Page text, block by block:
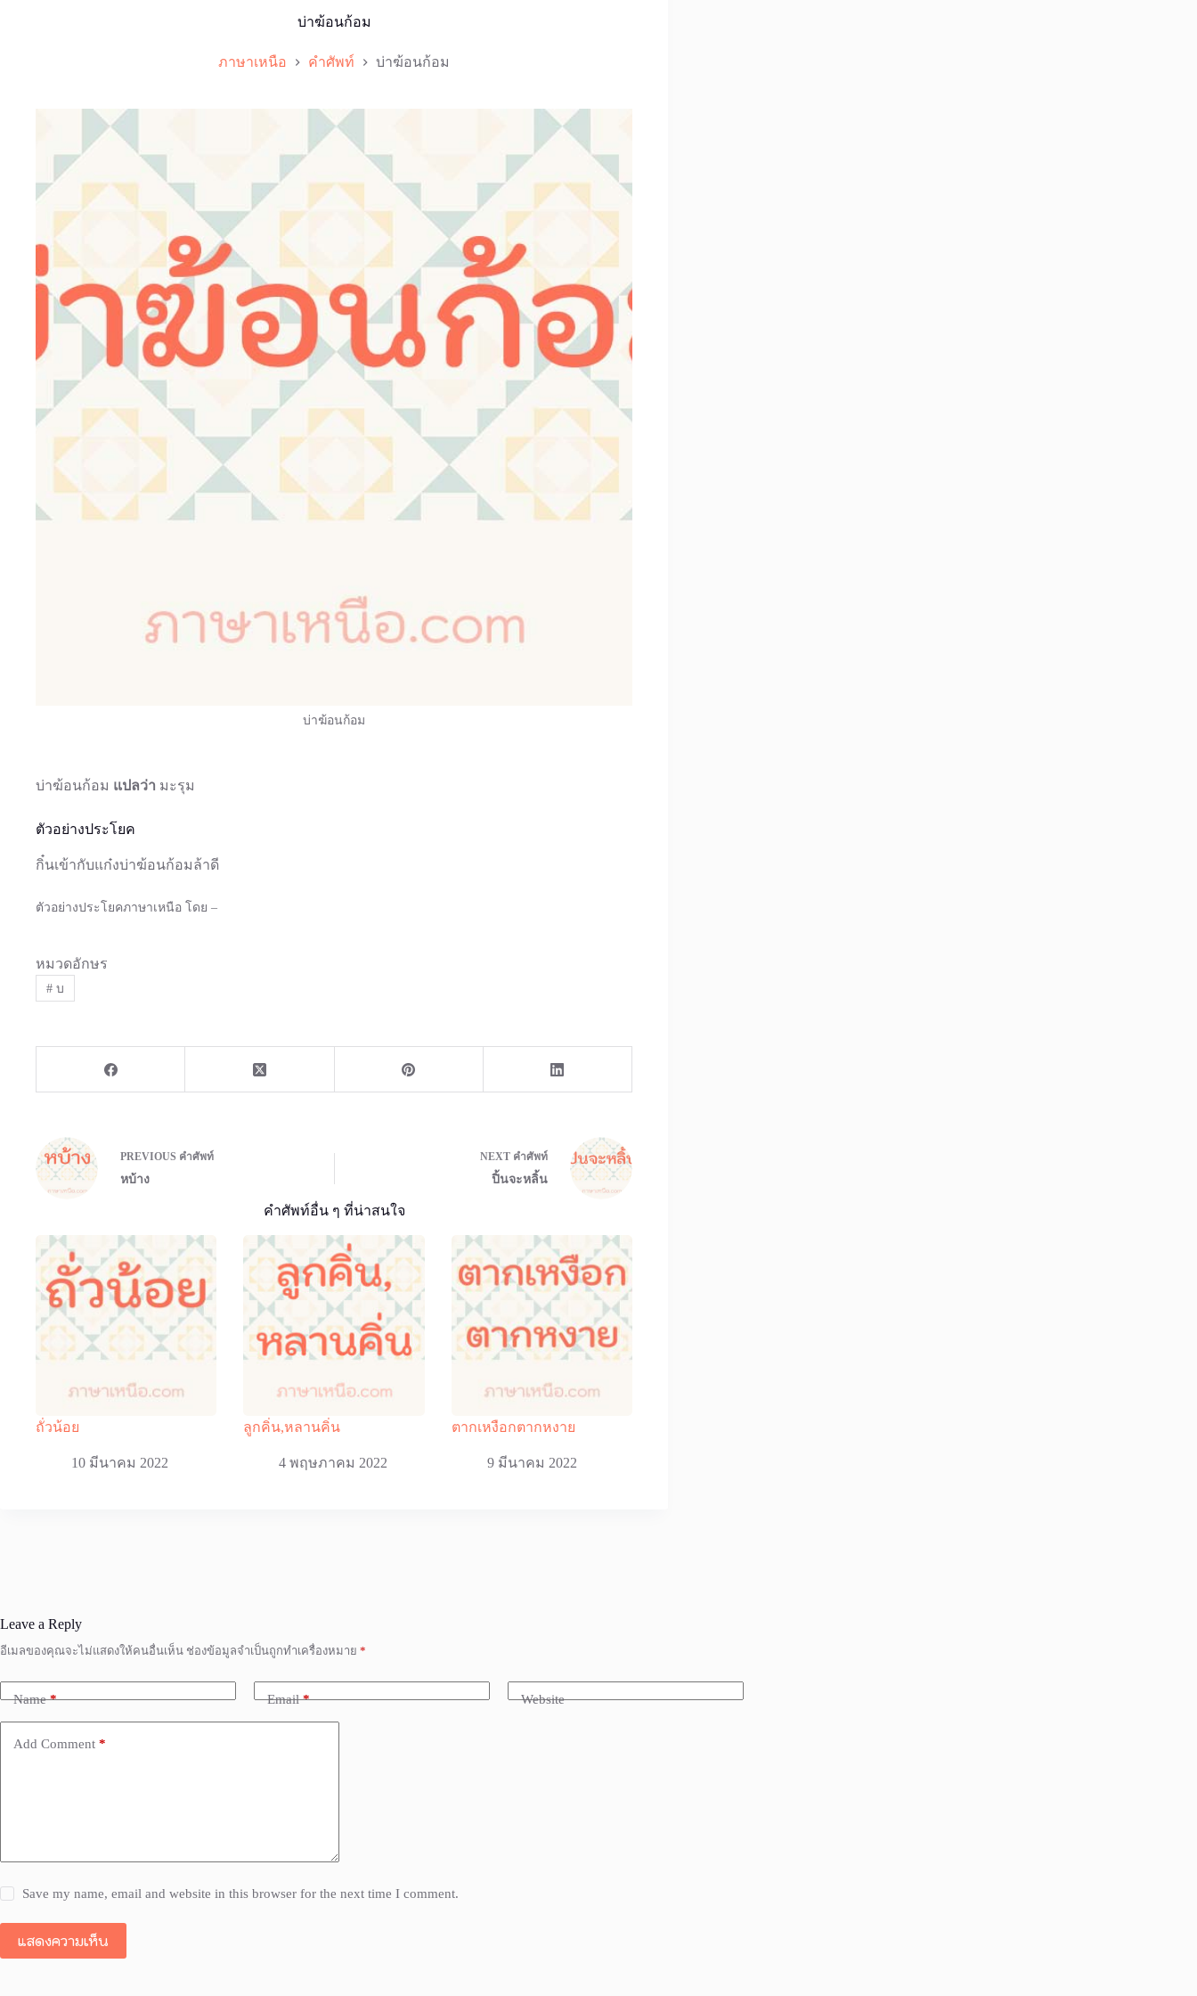
บ่าฆ้อนก้อม
ภาษาเหนือ คำศัพท์ บ่าฆ้อนก้อม
บ่าฆ้อนก้อม
บ่าฆ้อนก้อม แปลว่า มะรุม
ตัวอย่างประโยค
กิ๋นเข้ากับแก๋งบ่าฆ้อนก้อมล้าดี
ตัวอย่างประโยคภาษาเหนือ โดย –
หมวดอักษร
#บ
PREVIOUS คำศัพท์
หบ้าง
NEXT คำศัพท์
ปิ้นจะหลิ้น
คำศัพท์อื่น ๆ ที่น่าสนใจ
ถั่วน้อย
10 มีนาคม 2022
ลูกคิ่น,หลานคิ่น
4 พฤษภาคม 2022
ตากเหงือกตากหงาย
9 มีนาคม 2022
Leave a Reply
อีเมลของคุณจะไม่แสดงให้คนอื่นเห็น ช่องข้อมูลจำเป็นถูกทำเครื่องหมาย *
Name* Email* Website
Add Comment *
Save my name, email and website in this browser for the next time I comment.
แสดงความเห็น